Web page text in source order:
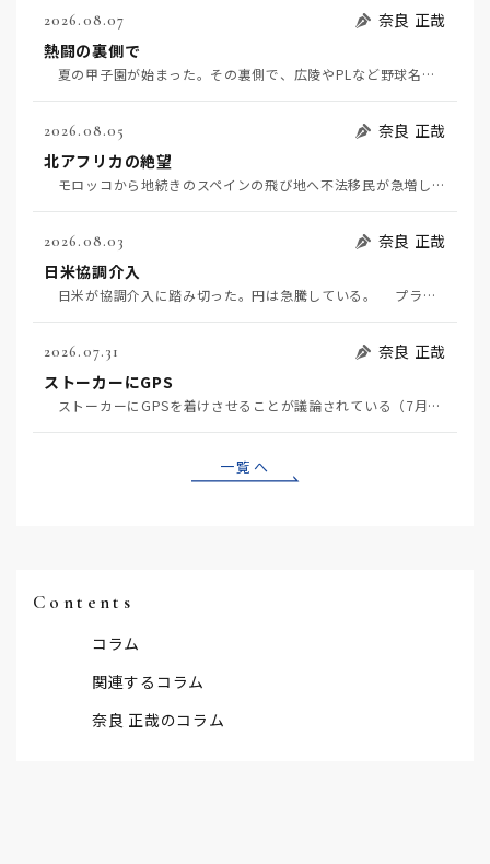
2026.08.07
奈良 正哉
熱闘の裏側で
夏の甲子園が始まった。その裏側で、広陵やPLなど野球名門校（だった）の不祥事のその後について、「熱…
2026.08.05
奈良 正哉
北アフリカの絶望
モロッコから地続きのスペインの飛び地へ不法移民が急増していて、当地の大問題となっている。「海を泳い…
2026.08.03
奈良 正哉
日米協調介入
日米が協調介入に踏み切った。円は急騰している。 プラザ合意以降、協調介入は為替相場の転機になって…
2026.07.31
奈良 正哉
ストーカーにGPS
ストーカーにGPSを着けさせることが議論されている（7月29日日経）。反対派は「ストーカーにも人権…
一覧へ
Contents
コラム
関連するコラム
奈良 正哉のコラム